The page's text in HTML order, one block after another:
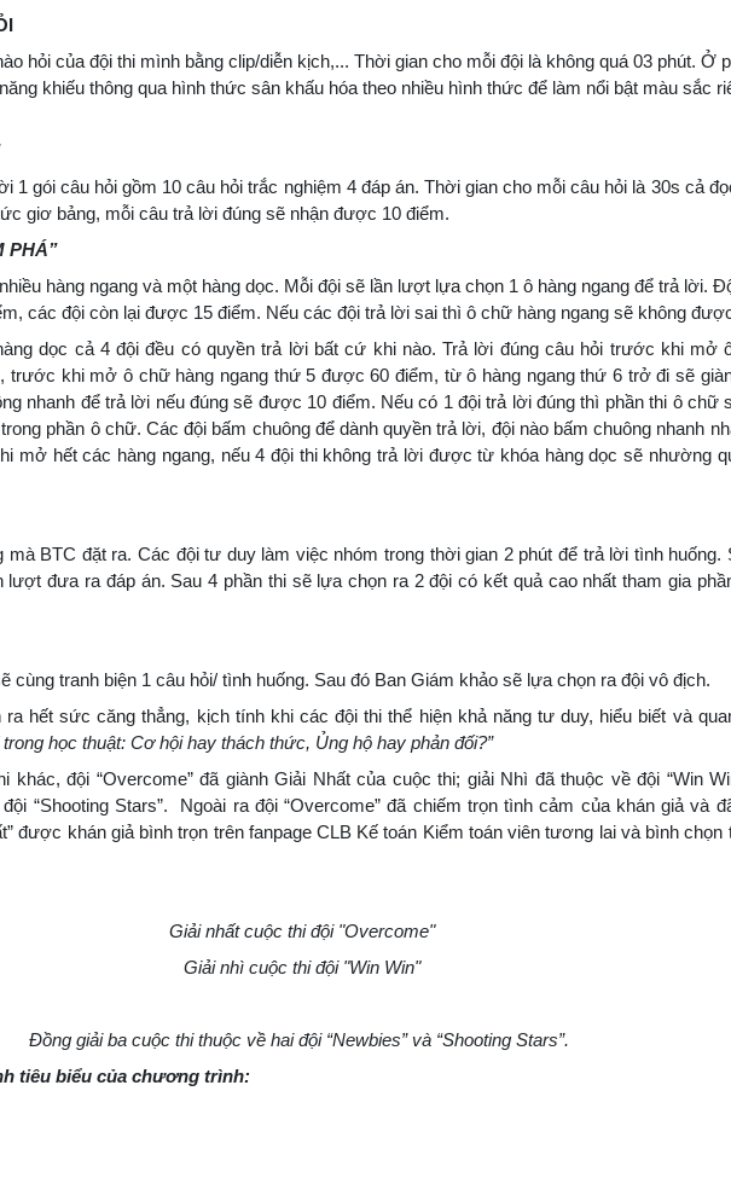
hỏi của đội thi mình bằng clip/diễn kịch,... Thời gian cho mỗi đội là không quá 03 phút. Ở
khiếu thông qua hình thức sân khấu hóa theo nhiều hình thức để làm nổi bật màu sắc
1 gói câu hỏi gồm 10 câu hỏi trắc nghiệm 4 đáp án. Thời gian cho mỗi câu hỏi là 30s cả
giơ bảng, mỗi câu trả lời đúng sẽ nhận được 10 điểm.
PHÁ”
hàng ngang và một hàng dọc. Mỗi đội sẽ lần lượt lựa chọn 1 ô hàng ngang để trả lời.
các đội còn lại được 15 điểm. Nếu các đội trả lời sai thì ô chữ hàng ngang sẽ không
dọc cả 4 đội đều có quyền trả lời bất cứ khi nào. Trả lời đúng câu hỏi trước khi mở
trước khi mở ô chữ hàng ngang thứ 5 được 60 điểm, từ ô hàng ngang thứ 6 trở đi sẽ
nhanh để trả lời nếu đúng sẽ được 10 điểm. Nếu có 1 đội trả lời đúng thì phần thi ô chữ
phần ô chữ. Các đội bấm chuông để dành quyền trả lời, đội nào bấm chuông nhanh
mở hết các hàng ngang, nếu 4 đội thi không trả lời được từ khóa hàng dọc sẽ nhường
mà BTC đặt ra. Các đội tư duy làm việc nhóm trong thời gian 2 phút để trả lời tình huống.
đưa ra đáp án. Sau 4 phần thi sẽ lựa chọn ra 2 đội có kết quả cao nhất tham gia
cùng tranh biện 1 câu hỏi/ tình huống. Sau đó Ban Giám khảo sẽ lựa chọn ra đội vô địch.
ra hết sức căng thẳng, kịch tính khi các đội thi thể hiện khả năng tư duy, hiểu biết và
trong học thuật: Cơ hội hay thách thức, Ủng hộ hay phản đối?”
khác, đội “Overcome” đã giành Giải Nhất của cuộc thi; giải Nhì đã thuộc về đội “Win
“Shooting Stars”. Ngoài ra đội “Overcome” đã chiếm trọn tình cảm của khán giả và
được khán giả bình trọn trên fanpage CLB Kế toán Kiểm toán viên tương lai và bình chọn
Giải nhất cuộc thi đội "Overcome"
Giải nhì cuộc thi đội "Win Win"
Đồng giải ba cuộc thi thuộc về hai đội “Newbies” và “Shooting Stars”.
tiêu biểu của chương trình: